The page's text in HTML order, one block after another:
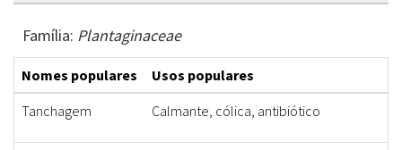
Família: Plantaginaceae
Nomes populares
Usos populares
Tanchagem
Calmante, cólica, antibiótico